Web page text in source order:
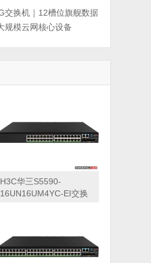
交换机｜12槽位旗舰数据
规模云网核心设备
H3C华三S5590-
16UN16UM4YC-EI交换